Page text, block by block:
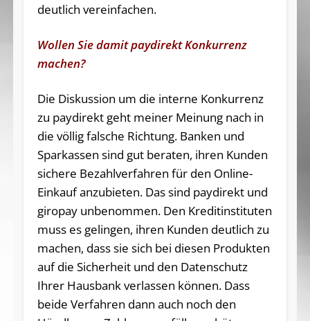
deutlich vereinfachen.
Wollen Sie damit paydirekt Konkurrenz
machen?
Die Diskussion um die interne Konkurrenz
zu paydirekt geht meiner Meinung nach in
die völlig falsche Richtung. Banken und
Sparkassen sind gut beraten, ihren Kunden
sichere Bezahlverfahren für den Online-
Einkauf anzubieten. Das sind paydirekt und
giropay unbenommen. Den Kreditinstituten
muss es gelingen, ihren Kunden deutlich zu
machen, dass sie sich bei diesen Produkten
auf die Sicherheit und den Datenschutz
Ihrer Hausbank verlassen können. Dass
beide Verfahren dann auch noch den